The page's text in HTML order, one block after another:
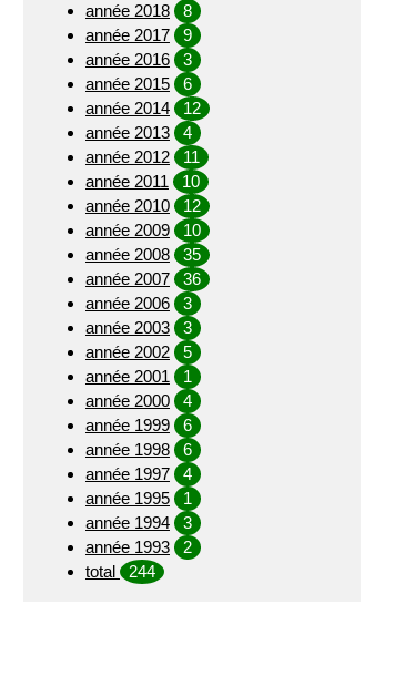
année 2018
8
année 2017
9
année 2016
3
année 2015
6
année 2014
12
année 2013
4
année 2012
11
année 2011
10
année 2010
12
année 2009
10
année 2008
35
année 2007
36
année 2006
3
année 2003
3
année 2002
5
année 2001
1
année 2000
4
année 1999
6
année 1998
6
année 1997
4
année 1995
1
année 1994
3
année 1993
2
total
244